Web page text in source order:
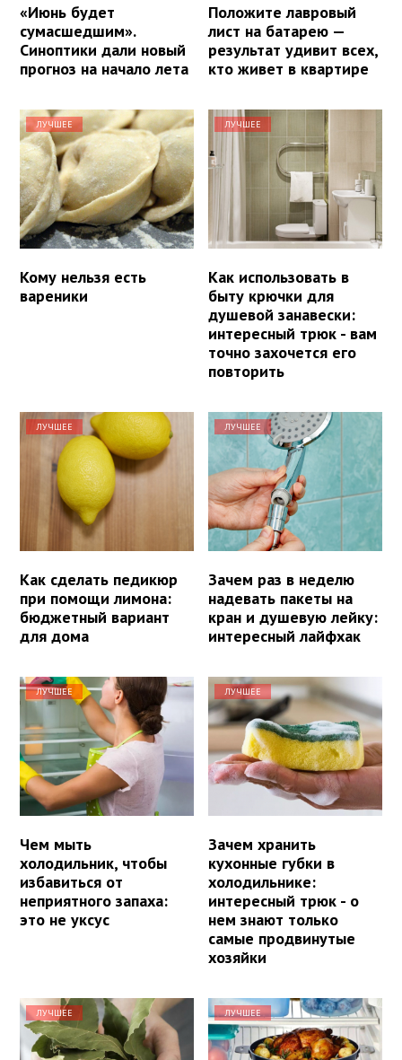
«Июнь будет
сумасшедшим».
Синоптики дали новый
прогноз на начало лета
Положите лавровый
лист на батарею —
результат удивит всех,
кто живет в квартире
ЛУЧШЕЕ
Кому нельзя есть
вареники
ЛУЧШЕЕ
Как использовать в
быту крючки для
душевой занавески:
интересный трюк - вам
точно захочется его
повторить
ЛУЧШЕЕ
Как сделать педикюр
при помощи лимона:
бюджетный вариант
для дома
ЛУЧШЕЕ
Зачем раз в неделю
надевать пакеты на
кран и душевую лейку:
интересный лайфхак
ЛУЧШЕЕ
Чем мыть
холодильник, чтобы
избавиться от
неприятного запаха:
это не уксус
ЛУЧШЕЕ
Зачем хранить
кухонные губки в
холодильнике:
интересный трюк - о
нем знают только
самые продвинутые
хозяйки
ЛУЧШЕЕ ЛУЧШЕЕ